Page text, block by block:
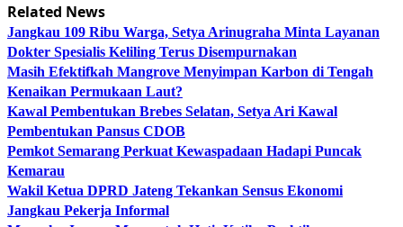
Related News
Jangkau 109 Ribu Warga, Setya Arinugraha Minta Layanan
Dokter Spesialis Keliling Terus Disempurnakan
Masih Efektifkah Mangrove Menyimpan Karbon di Tengah
Kenaikan Permukaan Laut?
Kawal Pembentukan Brebes Selatan, Setya Ari Kawal
Pembentukan Pansus CDOB
Pemkot Semarang Perkuat Kewaspadaan Hadapi Puncak
Kemarau
Wakil Ketua DPRD Jateng Tekankan Sensus Ekonomi
Jangkau Pekerja Informal